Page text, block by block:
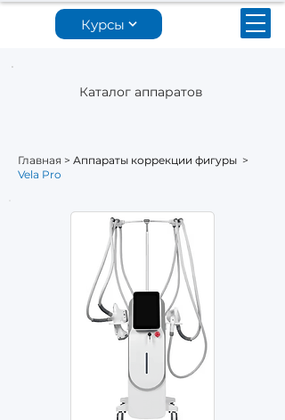
Курсы
Каталог аппаратов
Главная > Аппараты коррекции фигуры >
Vela Pro